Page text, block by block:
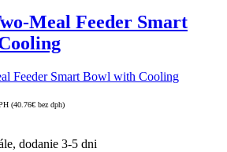
Meal Feeder Smart
Feeder Smart Bowl with Cooling
(40.76€ bez dph)
dodanie 3-5 dni